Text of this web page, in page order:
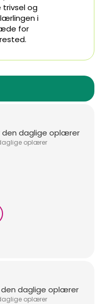
trivsel og
i
for
den daglige oplærer
oplærer
den daglige oplærer
oplærer